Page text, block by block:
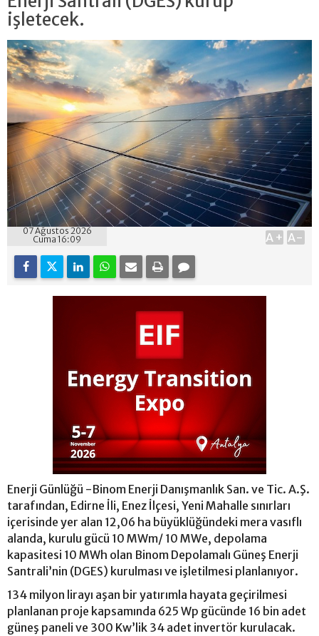
işletecek.
07 Ağustos 2026
Cuma 16:09
A+ A-
Enerji Günlüğü -Binom Enerji Danışmanlık San. ve Tic. A.Ş.
tarafından, Edirne İli, Enez İlçesi, Yeni Mahalle sınırları
içerisinde yer alan 12,06 ha büyüklüğündeki mera vasıflı
alanda, kurulu gücü 10 MWm/ 10 MWe, depolama
kapasitesi 10 MWh olan Binom Depolamalı Güneş Enerji
Santrali’nin (DGES) kurulması ve işletilmesi planlanıyor.
134 milyon lirayı aşan bir yatırımla hayata geçirilmesi
planlanan proje kapsamında 625 Wp gücünde 16 bin adet
güneş paneli ve 300 Kw’lik 34 adet invertör kurulacak.